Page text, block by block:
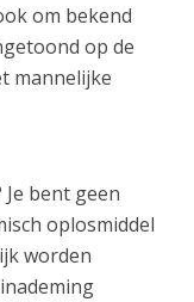
om bekend
op de
mannelijke
bent geen
oplosmiddel
worden